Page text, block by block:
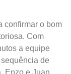
confirmar o bom
Com
a equipe
de